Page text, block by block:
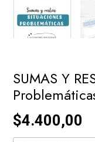
SUMAS Y
$4.400,00